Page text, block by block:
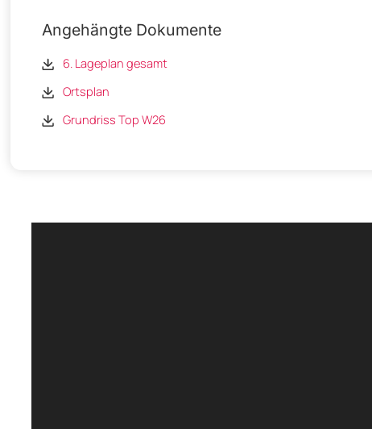
Angehängte Dokumente
6. Lageplan gesamt
Ortsplan
Grundriss Top W26